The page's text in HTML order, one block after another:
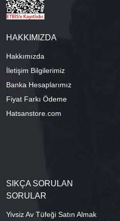
HAKKIMIZDA
Hakkımızda
İletişim Bilgilerimiz
Banka Hesaplarımız
Fiyat Farkı Ödeme
Hatsanstore.com
SIKÇA SORULAN
SORULAR
Yivsiz Av Tüfeği Satın Almak